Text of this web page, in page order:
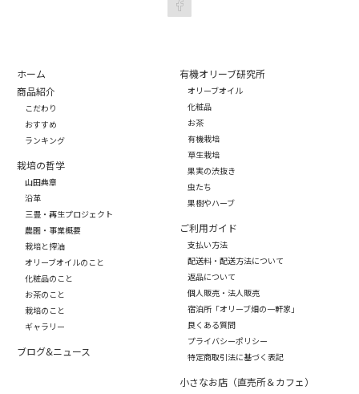
ホーム
商品紹介
こだわり
おすすめ
ランキング
栽培の哲学
山田典章
沿革
三豊・再生プロジェクト
農園・事業概要
栽培と搾油
オリーブオイルのこと
化粧品のこと
お茶のこと
栽培のこと
ギャラリー
ブログ&ニュース
有機オリーブ研究所
オリーブオイル
化粧品
お茶
有機栽培
草生栽培
果実の渋抜き
虫たち
果樹やハーブ
ご利用ガイド
支払い方法
配送料・配送方法について
返品について
個人販売・法人販売
宿泊所「オリーブ畑の一軒家」
良くある質問
プライバシーポリシー
特定商取引法に基づく表記
小さなお店（直売所＆カフェ）